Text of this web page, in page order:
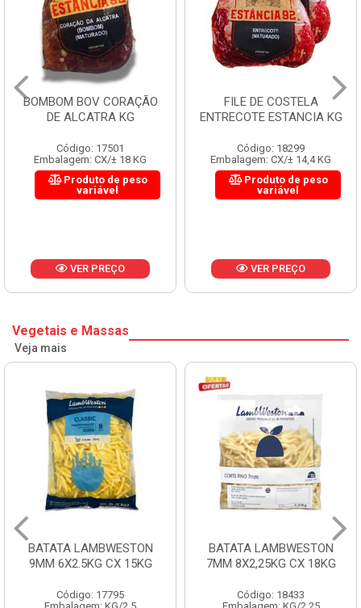
BOMBOM BOV CORAÇÃO
DE ALCATRA KG
Código: 17501
Embalagem: CX/± 18 KG
Produto de peso
variável
VER PREÇO
FILE DE COSTELA
ENTRECOTE ESTANCIA KG
Código: 18299
Embalagem: CX/± 14,4 KG
Produto de peso
variável
VER PREÇO
Vegetais e Massas
Veja mais
BATATA LAMBWESTON
9MM 6X2.5KG CX 15KG
Código: 17795
BATATA LAMBWESTON
7MM 8X2,25KG CX 18KG
Código: 18433